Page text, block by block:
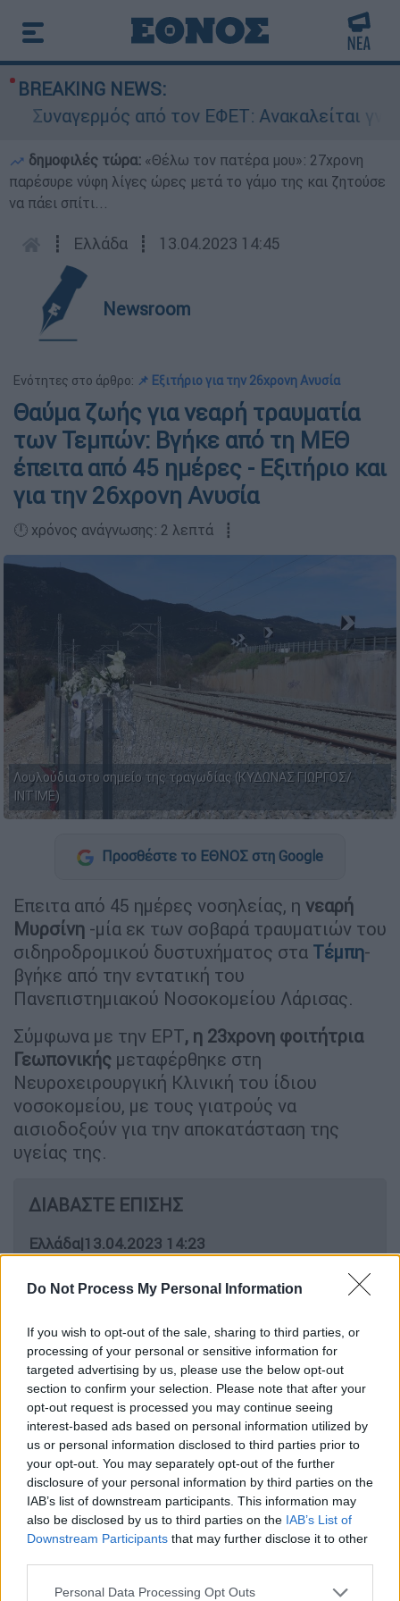
Do Not Process My Personal Information
If you wish to opt-out of the sale, sharing to third parties, or
processing of your personal or sensitive information for
targeted advertising by us, please use the below opt-out
section to confirm your selection. Please note that after your
opt-out request is processed you may continue seeing
interest-based ads based on personal information utilized by
us or personal information disclosed to third parties prior to
your opt-out. You may separately opt-out of the further
disclosure of your personal information by third parties on the
IAB’s list of downstream participants. This information may
also be disclosed by us to third parties on the IAB’s List of
Downstream Participants that may further disclose it to other
Please note that this website/app uses one or more Google
Personal Data Processing Opt Outs
BREAKING NEWS:
από τον ΕΦΕΤ: Ανακαλείται
δημοφιλές τώρα: «Θέλω τον πατέρα μου»: 27χρονη
παρέσυρε νύφη λίγες ώρες μετά το γάμο της και ζητούσε
να πάει σπίτι...
┋ Ελλάδα ┋ 13.04.2023 14:45
Newsroom
Ενότητες στο άρθρο: 📌 Εξιτήριο για την 26χρονη Ανυσία
Θαύμα ζωής για νεαρή τραυματία
των Τεμπών: Βγήκε από τη ΜΕΘ
έπειτα από 45 ημέρες - Εξιτήριο και
για την 26χρονη Ανυσία
🕛 χρόνος ανάγνωσης: 2 λεπτά ┋
Λουλούδια στο σημείο της τραγωδίας (ΚΥΔΩΝΑΣ ΓΙΩΡΓΟΣ/
ΙΝΤΙΜΕ)
Προσθέστε το ΕΘΝΟΣ στη Google
Επειτα από 45 ημέρες νοσηλείας, η νεαρή
Μυρσίνη -μία εκ των σοβαρά τραυματιών του
σιδηροδρομικού δυστυχήματος στα Τέμπη-
βγήκε από την εντατική του
Πανεπιστημιακού Νοσοκομείου Λάρισας.
Σύμφωνα με την ΕΡΤ, η 23χρονη φοιτήτρια
Γεωπονικής μεταφέρθηκε στη
Νευροχειρουργική Κλινική του ίδιου
νοσοκομείου, με τους γιατρούς να
αισιοδοξούν για την αποκατάσταση της
υγείας της.
ΔΙΑΒΑΣΤΕ ΕΠΙΣΗΣ
Ελλάδα|13.04.2023 14:23
κατηγορούμενοι για την οπαδική
Απολογούνται άλλοι δύο
Ελλάδα|13.04.2023 14:31
Πλήθος δημοσιογράφων και
πολιτικών στην κηδεία του Γιώργου
Μπόμπολα - Ποιοι έδωσαν το παρών
Στην ΟρθοπεδικήΚλινική του
Πανεπιστημιακού Νοσοκομείου
εξακολουθούν να νοσηλεύονται, ύστερα από